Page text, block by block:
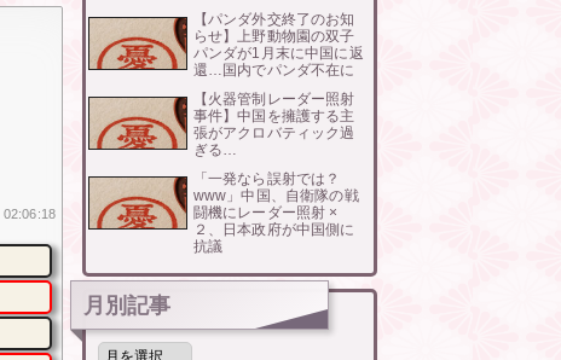
02:06:18
【パンダ外交終了のお知
らせ】上野動物園の双子
パンダが1月末に中国に返
還…国内でパンダ不在に
【火器管制レーダー照射
事件】中国を擁護する主
張がアクロバティック過
ぎる…
「一発なら誤射では？
www」中国、自衛隊の戦
闘機にレーダー照射 ×
２、日本政府が中国側に
抗議
月別記事
月